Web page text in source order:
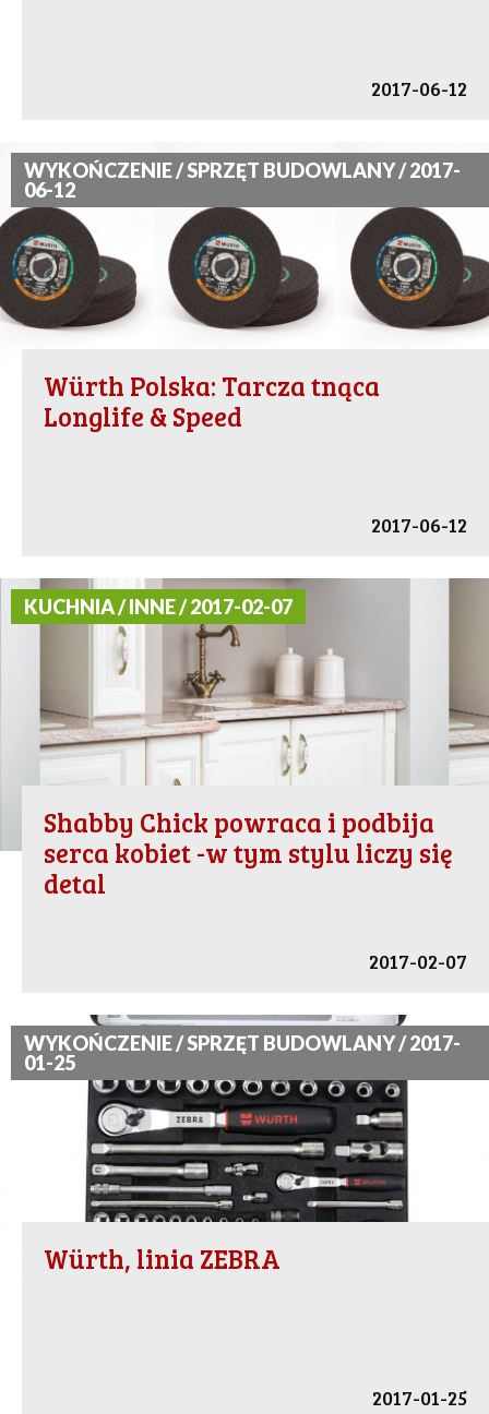
2017-06-12
WYKOŃCZENIE / SPRZĘT BUDOWLANY / 2017-
06-12
Würth Polska: Tarcza tnąca
Longlife & Speed
2017-06-12
KUCHNIA / INNE / 2017-02-07
Shabby Chick powraca i podbija
serca kobiet -w tym stylu liczy się
detal
2017-02-07
WYKOŃCZENIE / SPRZĘT BUDOWLANY / 2017-
01-25
Würth, linia ZEBRA
2017-01-25